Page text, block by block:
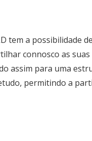
tem a possibilidade
connosco as
assim para uma
permitindo a